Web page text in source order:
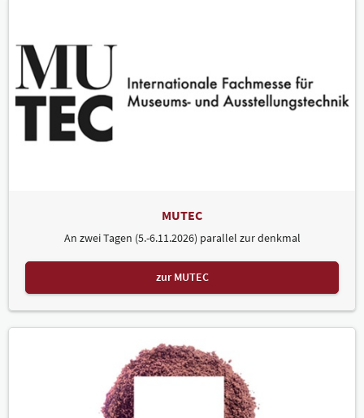
MUTEC
An zwei Tagen (5.-6.11.2026) parallel zur denkmal
zur MUTEC